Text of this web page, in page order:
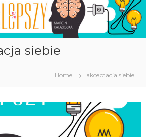
siebie
Home akceptacja siebie